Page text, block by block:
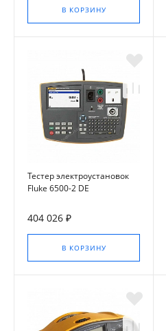
В КОРЗИНУ
Тестер электроустановок
Fluke 6500-2 DE
404 026 ₽
В КОРЗИНУ